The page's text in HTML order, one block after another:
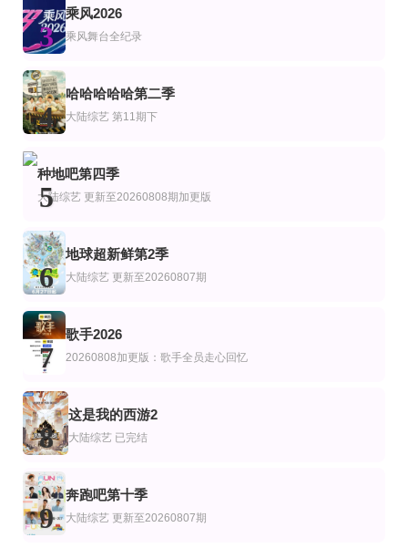
全10集
夫妻肺片
陈炜,谭俊彦,马国明,车婉婉,雨侨,连诗雅,陈展鹏,郭伟亮,赖慰玲,梁诺妍,汤盈盈,森
炽夏角色番综·炽热的夏天
派出所的故事2019
更新第31集
美国达人第五季
珊农·奥斯博内,霍伊·曼德尔,皮尔斯·摩根
已完结
山山田田间2024
雪梨大王,刘明月,马正阳,梁阿渣,胡良伟,Cifer,姜广涛
第9期完结
四个婚礼第一季
Alana Aldridge,Tracy Allessendro,Melanie Boorman,Sarah Boyle,Krysia
更新至20260807期
地球超新鲜第2季
郭京飞,李乃文,孙红雷,王玉雯,陈星旭,刘宇宁,林一,龚俊
第7集完结
贵圈见证实录第4季
王凯沐,王格格,申浩男,刘润铭,韩雨彤,曾辉
第20260702期
我们有救了
3
乘风2026
乘风舞台全纪录
4
哈哈哈哈哈第二季
大陆综艺 第11期下
5
种地吧第四季
大陆综艺 更新至20260808期加更版
6
地球超新鲜第2季
大陆综艺 更新至20260807期
7
歌手2026
20260808加更版：歌手全员走心回忆
8
这是我的西游2
大陆综艺 已完结
9
奔跑吧第十季
大陆综艺 更新至20260807期